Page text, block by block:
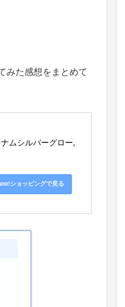
みた感想をまとめて
ムシルバーグロー,
ショッピングで見る